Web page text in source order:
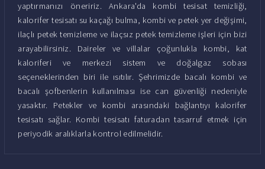
yaptırmanızı öneririz. Ankara'da kombi tesisat temizliği,
kalorifer tesisatı su kaçağı bulma, kombi ve petek yer değişimi,
ilaçlı petek temizleme ve ilaçsız petek temizleme işleri için bizi
arayabilirsiniz. Daireler ve villalar çoğunlukla kombi, kat
kaloriferi ve merkezi sistem ve doğalgaz sobası
seçeneklerinden biri ile ısıtılır. Şehrimizde bacalı kombi ve
bacalı şofbenlerin kullanılması ise can güvenliği nedeniyle
yasaktır. Petekler ve kombi arasındaki bağlantıyı kalorifer
tesisatı sağlar. Kombi tesisatı faturadan tasarruf etmek için
periyodik aralıklarla kontrol edilmelidir.